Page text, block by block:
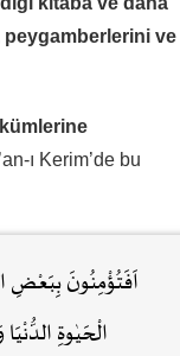
peygamberlerini ve
ı Kerim’de bu
اَفَتُؤْمِنُونَ بِبَعْضِ
الْحَيٰوةِ